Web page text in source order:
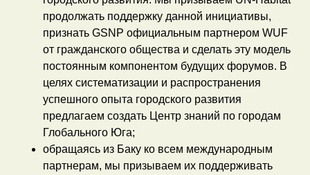
продолжать поддержку данной инициативы,
признать GSNP официальным партнером WUF
от гражданского общества и сделать эту модель
постоянным компонентом будущих форумов. В
целях систематизации и распространения
успешного опыта городского развития
предлагаем создать Центр знаний по городам
Глобального Юга;
обращаясь из Баку ко всем международным
партнерам, мы призываем их поддерживать